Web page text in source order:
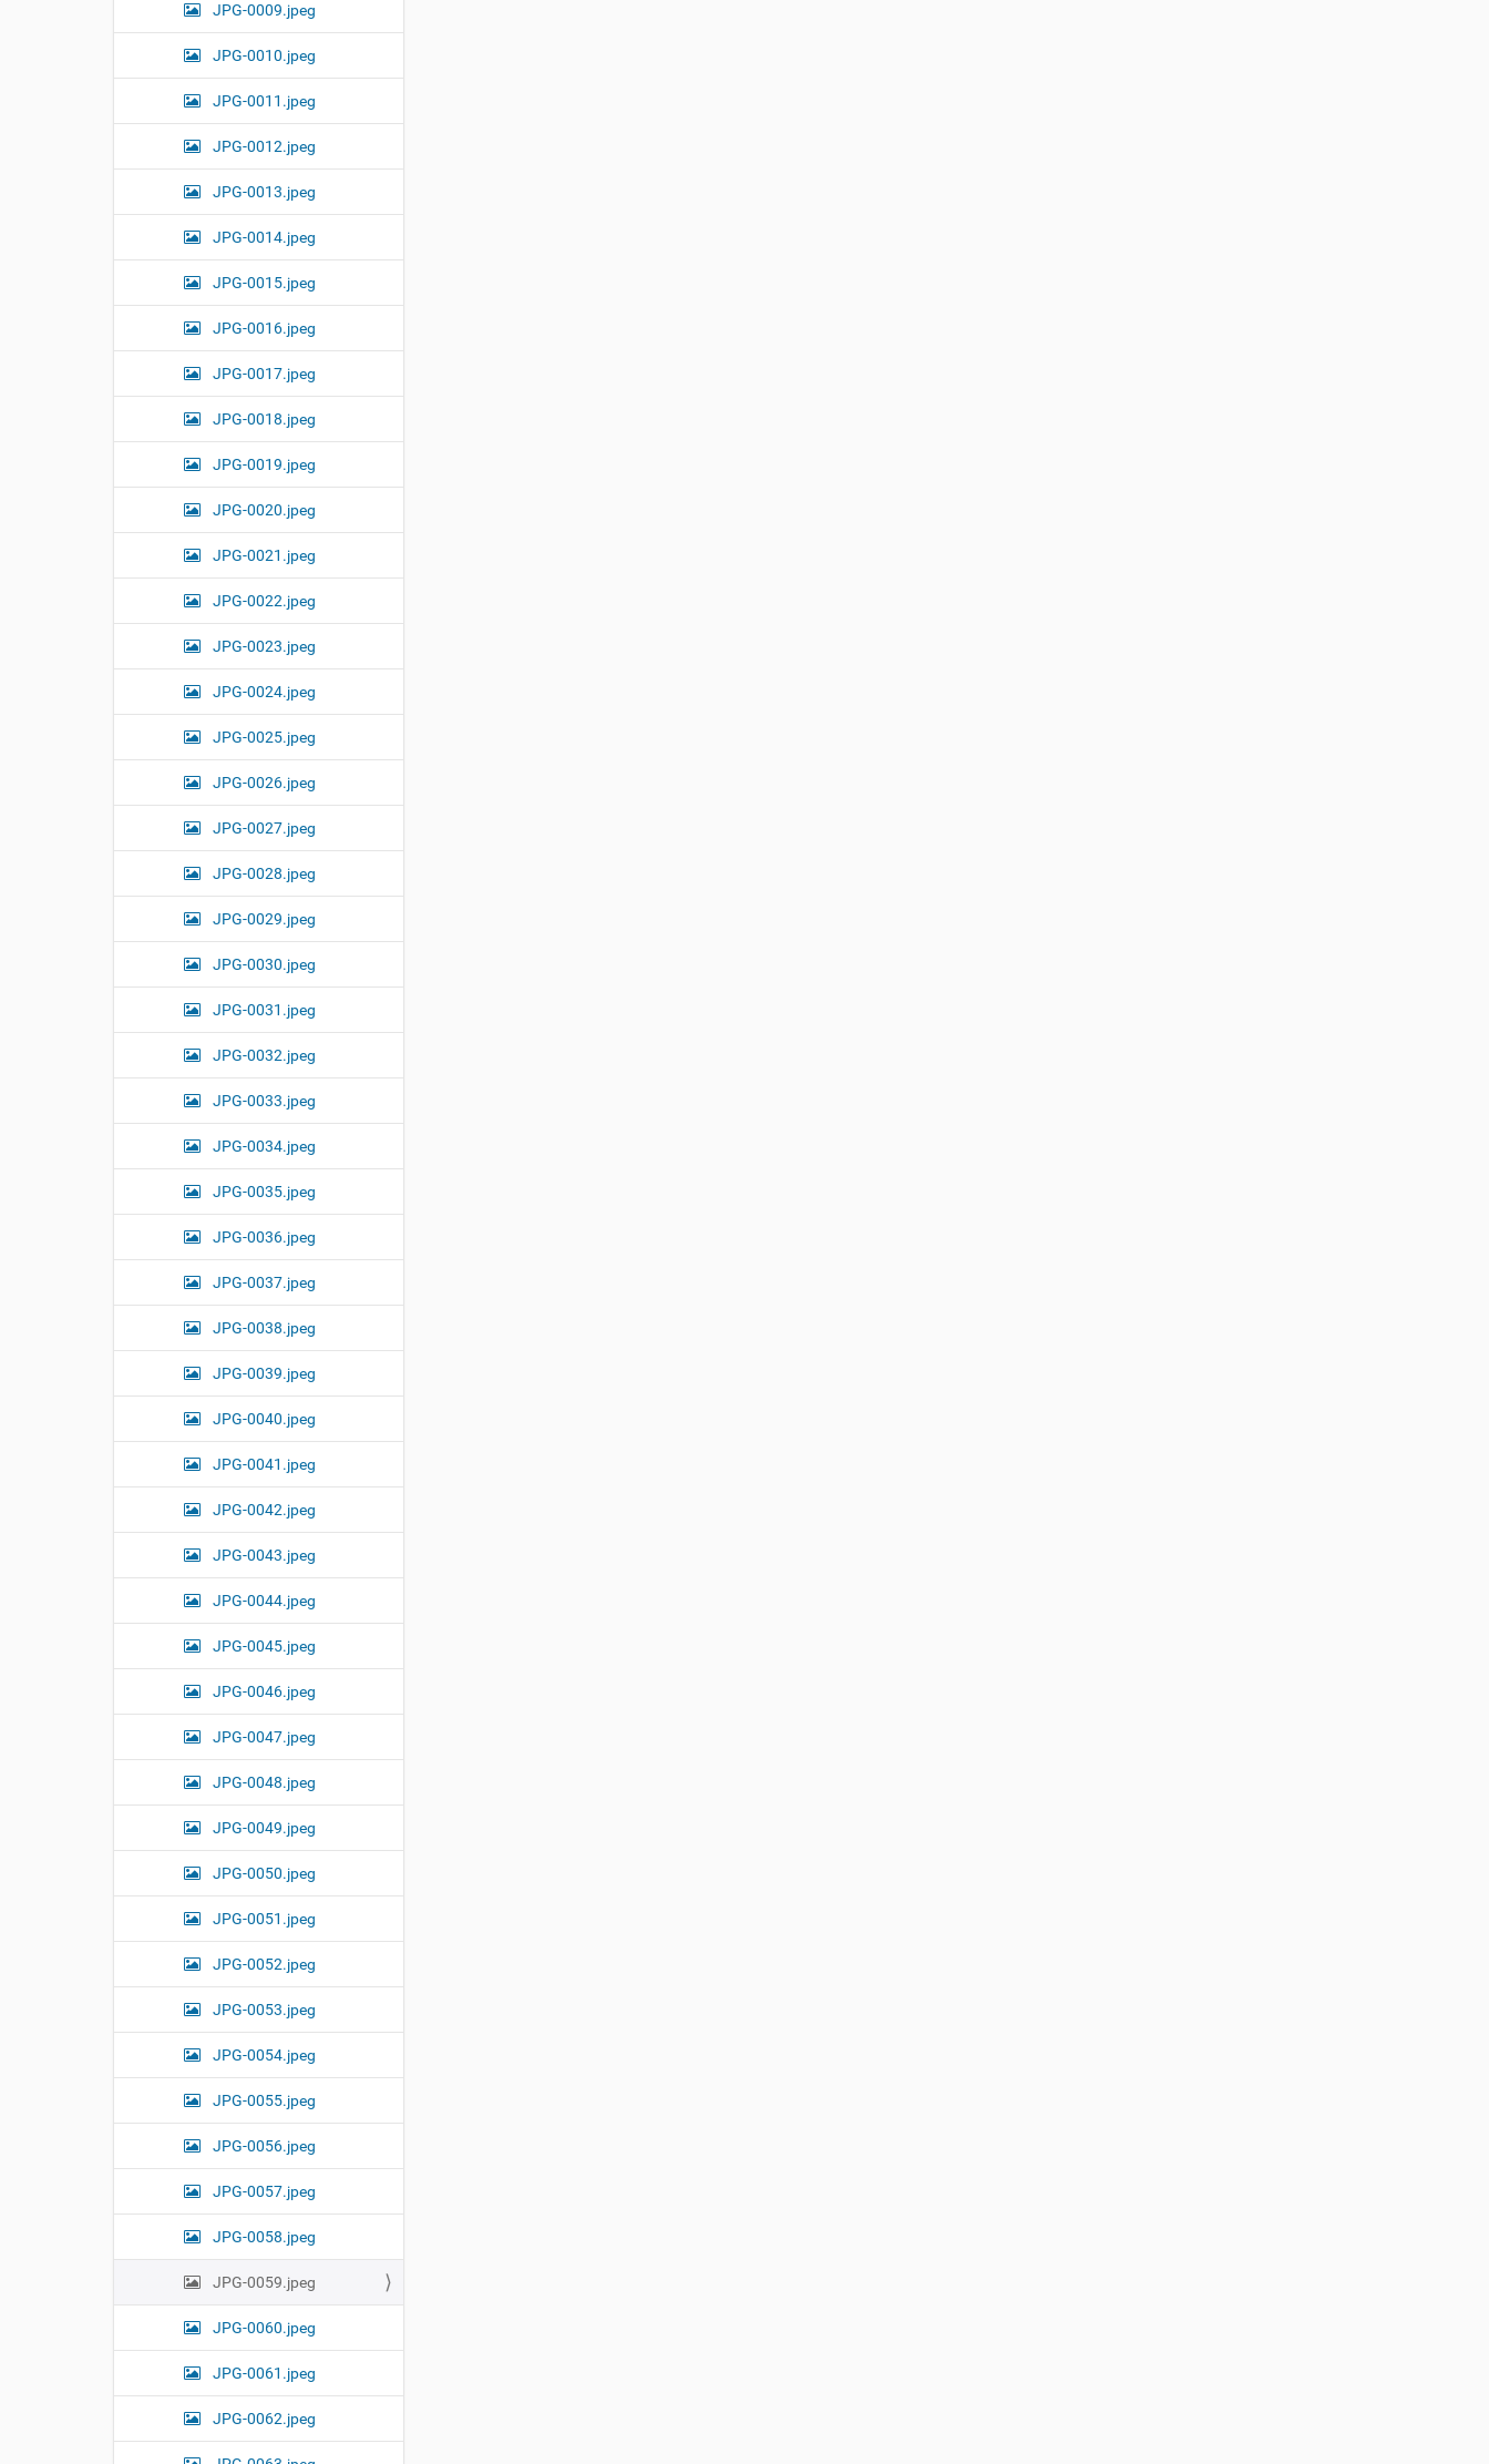
JPG-0009.jpeg
JPG-0010.jpeg
JPG-0011.jpeg
JPG-0012.jpeg
JPG-0013.jpeg
JPG-0014.jpeg
JPG-0015.jpeg
JPG-0016.jpeg
JPG-0017.jpeg
JPG-0018.jpeg
JPG-0019.jpeg
JPG-0020.jpeg
JPG-0021.jpeg
JPG-0022.jpeg
JPG-0023.jpeg
JPG-0024.jpeg
JPG-0025.jpeg
JPG-0026.jpeg
JPG-0027.jpeg
JPG-0028.jpeg
JPG-0029.jpeg
JPG-0030.jpeg
JPG-0031.jpeg
JPG-0032.jpeg
JPG-0033.jpeg
JPG-0034.jpeg
JPG-0035.jpeg
JPG-0036.jpeg
JPG-0037.jpeg
JPG-0038.jpeg
JPG-0039.jpeg
JPG-0040.jpeg
JPG-0041.jpeg
JPG-0042.jpeg
JPG-0043.jpeg
JPG-0044.jpeg
JPG-0045.jpeg
JPG-0046.jpeg
JPG-0047.jpeg
JPG-0048.jpeg
JPG-0049.jpeg
JPG-0050.jpeg
JPG-0051.jpeg
JPG-0052.jpeg
JPG-0053.jpeg
JPG-0054.jpeg
JPG-0055.jpeg
JPG-0056.jpeg
JPG-0057.jpeg
JPG-0058.jpeg
JPG-0059.jpeg
JPG-0060.jpeg
JPG-0061.jpeg
JPG-0062.jpeg